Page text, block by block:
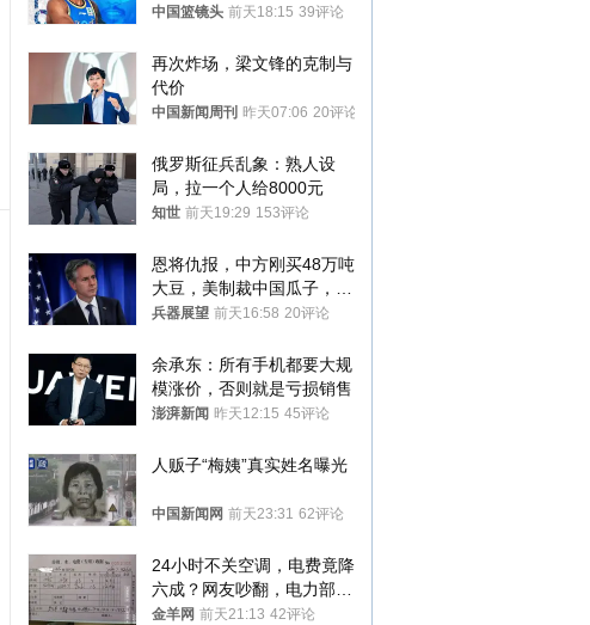
普森
中国篮镜头 前天18:15 39评论
再次炸场，梁文锋的克制与
代价
中国新闻周刊 昨天07:06 20评论
俄罗斯征兵乱象：熟人设
局，拉一个人给8000元
知世 前天19:29 153评论
恩将仇报，中方刚买48万吨
大豆，美制裁中国瓜子，布
林肯措辞变了
兵器展望 前天16:58 20评论
余承东：所有手机都要大规
模涨价，否则就是亏损销售
澎湃新闻 昨天12:15 45评论
人贩子“梅姨”真实姓名曝光
中国新闻网 前天23:31 62评论
24小时不关空调，电费竟降
六成？网友吵翻，电力部门
回应→
金羊网 前天21:13 42评论